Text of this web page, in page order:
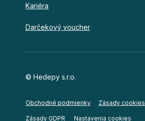
Kariéra
Darčekový voucher
© Hedepy s.r.o.
Obchodné podmienky Zásady cookies
Zásady GDPR Nastavenia cookies